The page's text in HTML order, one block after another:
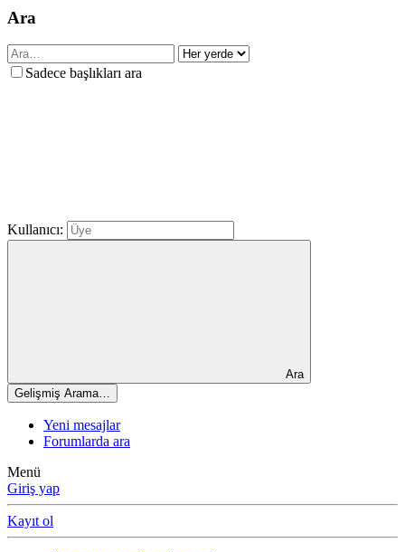
Ara
Sadece başlıkları ara
Kullanıcı:
Ara
Gelişmiş Arama…
Yeni mesajlar
Forumlarda ara
Menü
Giriş yap
Kayıt ol